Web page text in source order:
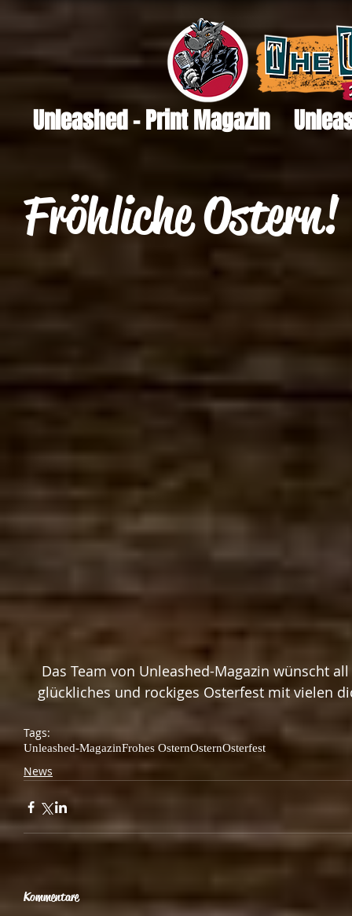
Unleashed - Print Magazin
Fröhliche Ostern!
glückliches und rockiges Osterfest mit vielen
Tags:
Unleashed-MagazinFrohes OsternOsternOsterfest
News
Kommentare